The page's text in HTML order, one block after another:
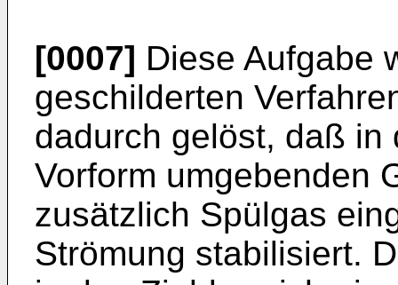
[0007] Diese Aufgabe
geschilderten
dadurch gelöst, daß in
Vorform umgebenden
zusätzlich Spülgas
Strömung stabilisiert.